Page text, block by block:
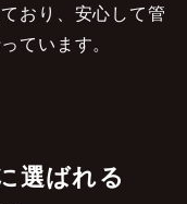
おり、安心して管
ています。
選ばれる